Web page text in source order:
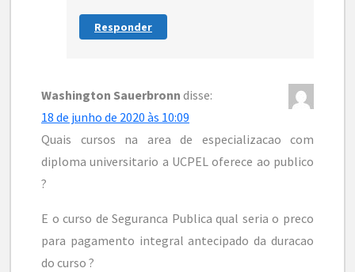
Responder
Washington Sauerbronn disse:
18 de junho de 2020 às 10:09
Quais cursos na area de especializacao com
diploma universitario a UCPEL oferece ao publico
?
E o curso de Seguranca Publica qual seria o preco
para pagamento integral antecipado da duracao
do curso ?